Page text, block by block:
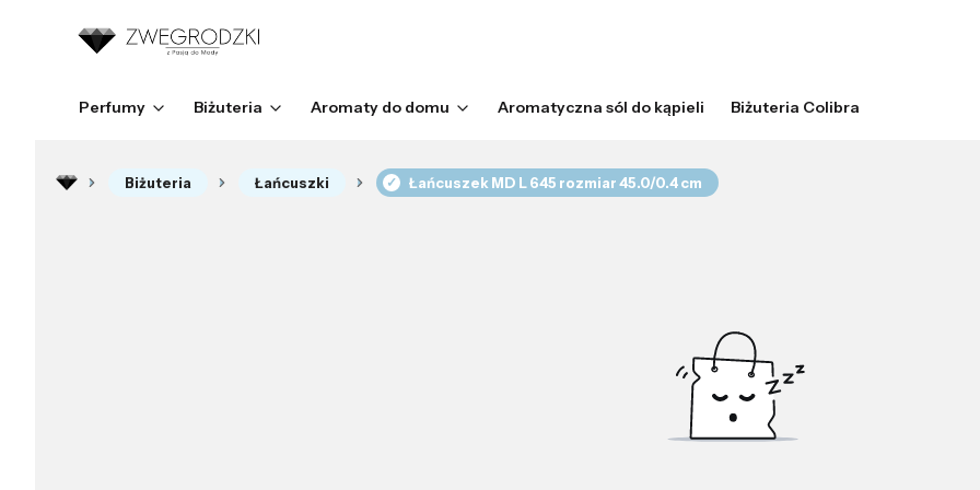
Perfumy Biżuteria Aromaty do domu Aromatyczna sól do kąpieli Biżuteria Colibra
Biżuteria Łańcuszki Łańcuszek MD L 645 rozmiar 45.0/0.4 cm